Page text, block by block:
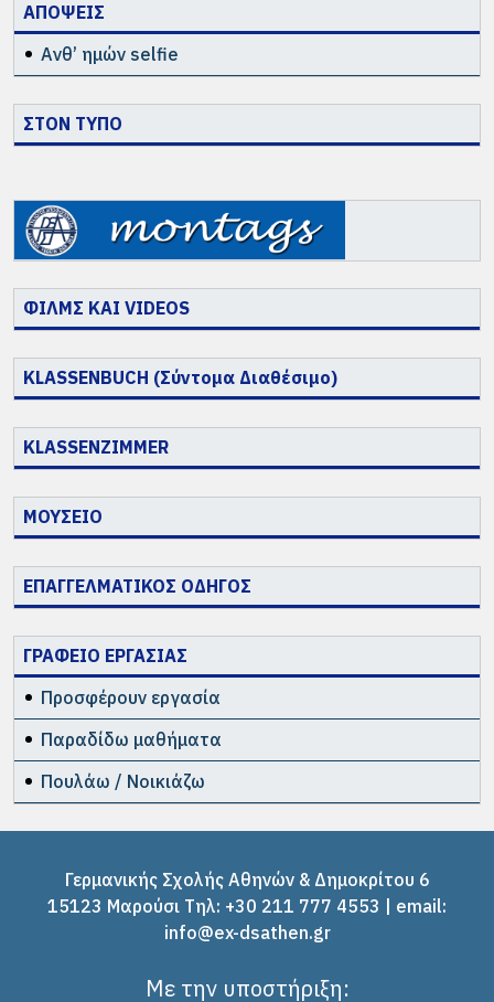
ΑΠΟΨΕΙΣ
Ανθ’ ημών selfie
ΣΤΟΝ ΤΥΠΟ
ΦΙΛΜΣ ΚΑΙ VIDEOS
KLASSENBUCH (Σύντομα Διαθέσιμο)
KLASSENZIMMER
ΜΟΥΣΕΙΟ
ΕΠΑΓΓΕΛΜΑΤΙΚΟΣ ΟΔΗΓΟΣ
ΓΡΑΦΕΙΟ ΕΡΓΑΣΙΑΣ
Προσφέρουν εργασία
Παραδίδω μαθήματα
Πουλάω / Νοικιάζω
Γερμανικής Σχολής Αθηνών & Δημοκρίτου 6
15123 Μαρούσι Tηλ: +30 211 777 4553 | email:
info@ex-dsathen.gr
Με την υποστήριξη: